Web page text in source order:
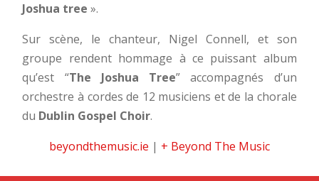
Joshua tree ».
Sur scène, le chanteur, Nigel Connell, et son
groupe rendent hommage à ce puissant album
qu’est “The Joshua Tree” accompagnés d’un
orchestre à cordes de 12 musiciens et de la chorale
du Dublin Gospel Choir.
beyondthemusic.ie | + Beyond The Music